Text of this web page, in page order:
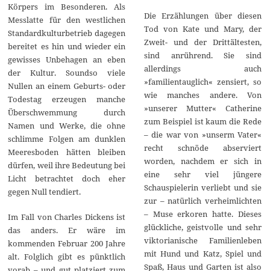
Körpers im Besonderen. Als
Messlatte für den westlichen
Standardkulturbetrieb dagegen
bereitet es hin und wieder ein
gewisses Unbehagen an eben
der Kultur. Soundso viele
Nullen an einem Geburts- oder
Todestag erzeugen manche
Überschwemmung durch
Namen und Werke, die ohne
schlimme Folgen am dunklen
Meeresboden hätten bleiben
dürfen, weil ihre Bedeutung bei
Licht betrachtet doch eher
gegen Null tendiert.
Im Fall von Charles Dickens ist
das anders. Er wäre im
kommenden Februar 200 Jahre
alt. Folglich gibt es pünktlich
Die Erzählungen über diesen
Tod von Kate und Mary, der
Zweit- und der Drittältesten,
sind anrührend. Sie sind
allerdings auch
»familientauglich« zensiert, so
wie manches andere. Von
»unserer Mutter« Catherine
zum Beispiel ist kaum die Rede
– die war von »unserm Vater«
recht schnöde abserviert
worden, nachdem er sich in
eine sehr viel jüngere
Schauspielerin verliebt und sie
zur – natürlich verheimlichten
– Muse erkoren hatte. Dieses
glückliche, geistvolle und sehr
viktorianische Familienleben
mit Hund und Katz, Spiel und
Spaß, Haus und Garten ist also